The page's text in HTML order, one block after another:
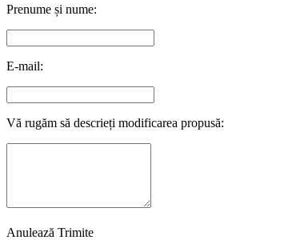
Prenume și nume:
E-mail:
Vă rugăm să descrieți modificarea propusă:
Anulează Trimite